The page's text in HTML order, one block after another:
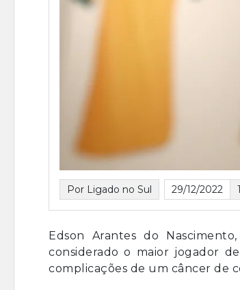
Por Ligado no Sul 29/12/2022
Edson Arantes do
considerado o maior jogador
complicações de um câncer de